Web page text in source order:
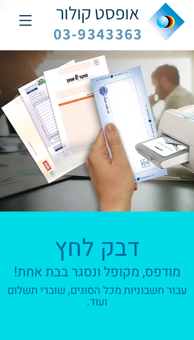
אופסט קולור
03-9343363
דבק לחץ
מודפס, מקופל ונסגר בבת אחת!
עבור חשבוניות מכל הסוגים, שוברי תשלום
ועוד.